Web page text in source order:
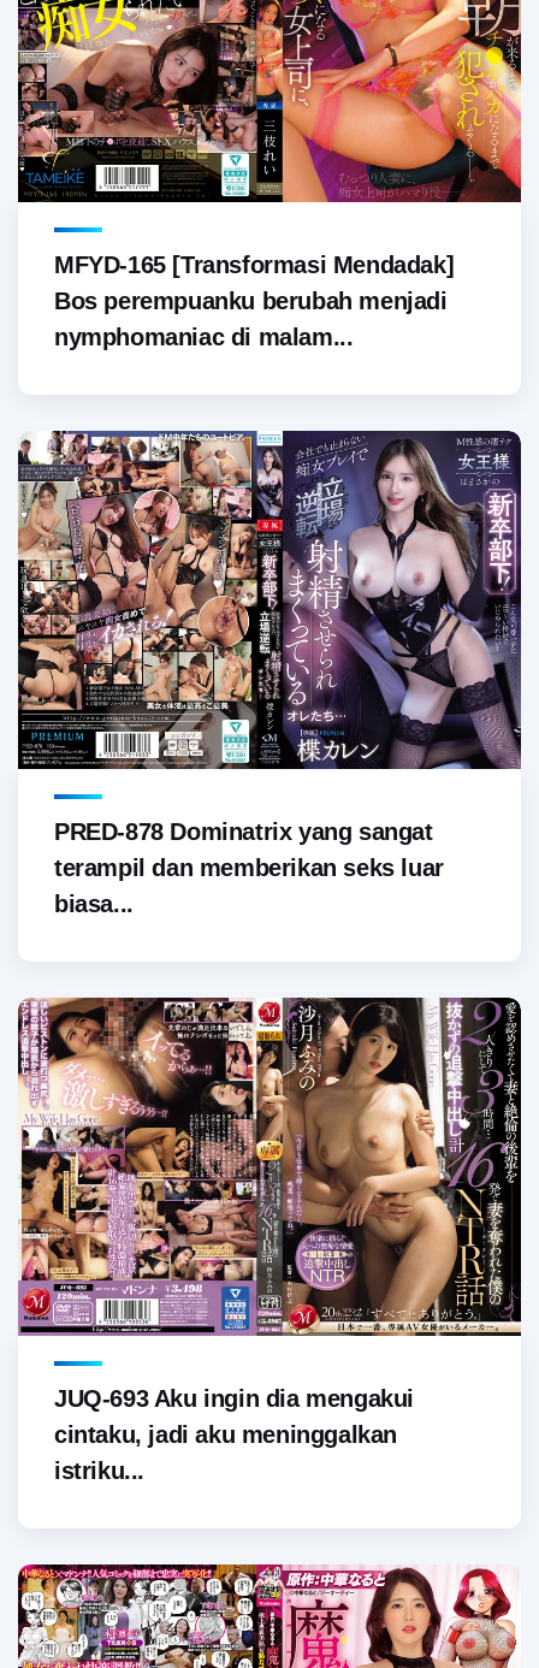
MFYD-165 [Transformasi Mendadak]
Bos perempuanku berubah menjadi
nymphomaniac di malam...
PRED-878 Dominatrix yang sangat
terampil dan memberikan seks luar
biasa...
JUQ-693 Aku ingin dia mengakui
cintaku, jadi aku meninggalkan
istriku...